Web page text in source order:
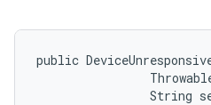
public
String